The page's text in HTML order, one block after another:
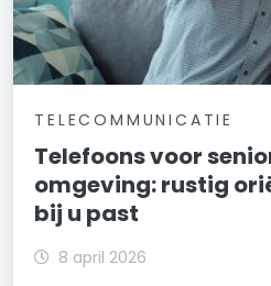
TELECOMMUNICATIE
Telefoons voor
omgeving: rustig
bij u past
8 april 2026